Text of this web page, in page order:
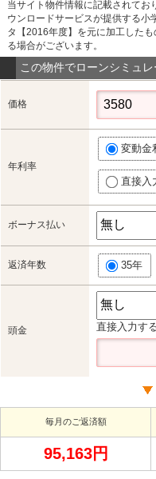
当サイト物件情報に記載されてお
ウンロードサービスが提供する小
タ【2016年度】を元に加工した
る場合がございます。
この物件でローンシミュ
価格
年利率
変動金
直接入
ボーナス払い
返済年数 35年
頭金 直接入力す
毎月のご返済額
95,163円